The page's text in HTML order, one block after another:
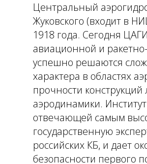
Центральный
Жуковского (входит в
1918 года. Сегодня
авиационной и
успешно решаются
характера в областях
прочности
аэродинамики.
отвечающей самым
государственную
российских КБ, и дает
безопасности первого